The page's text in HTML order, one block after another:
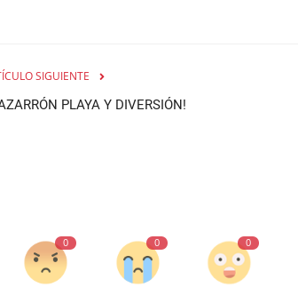
SIGUIENTE
PLAYA Y DIVERSIÓN!
0 0 0